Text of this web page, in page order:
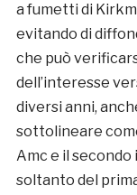
a fumetti di
evitando di
che può
dell’interesse
diversi anni,
sottolineare
Amc e il secondo
soltanto del